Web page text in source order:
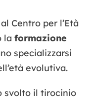
Centro per l’Età
la formazione
specializzarsi
evolutiva.
svolto il tirocinio